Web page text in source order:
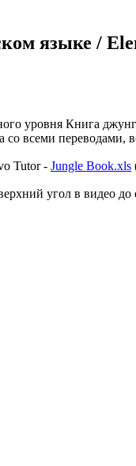
языке /
уровня Книга
со всеми переводами,
Tutor - Jungle Book.xls
угол в видео